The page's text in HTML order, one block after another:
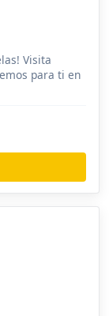
Visita
para ti en